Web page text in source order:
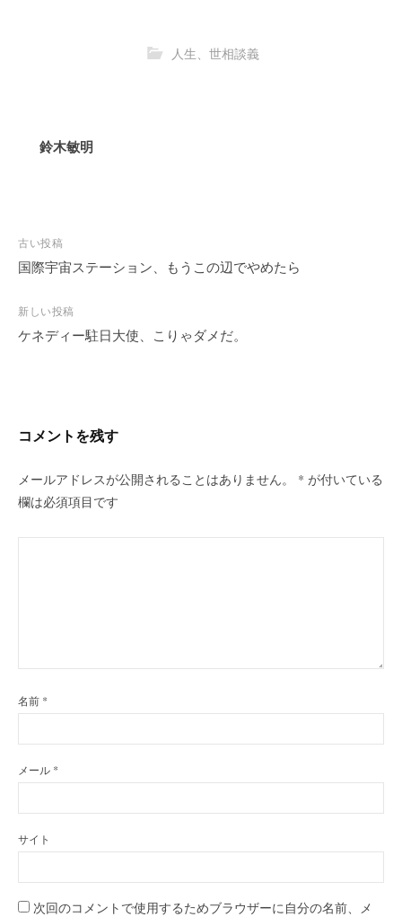
人生、世相談義
鈴木敏明
投
稿
ナ
ョ
古い投稿
国際宇宙ステーション、もうこの辺でやめたら
新しい投稿
ケネディー駐日大使、こりゃダメだ。
コメントを残す
メールアドレスが公開されることはありません。 * が付いている
欄は必須項目です
名前 *
メール *
サイト
次回のコメントで使用するためブラウザーに自分の名前、メ